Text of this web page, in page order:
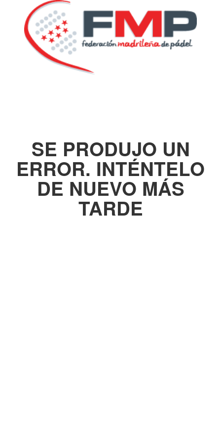
SE PRODUJO UN
ERROR. INTÉNTELO
DE NUEVO MÁS
TARDE